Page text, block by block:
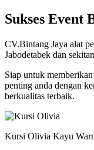
Sukses Event
CV.Bintang Jaya alat
Jabodetabek dan
Siap untuk
penting anda dengan
berkualitas terbaik.
Kursi Olivia Kayu